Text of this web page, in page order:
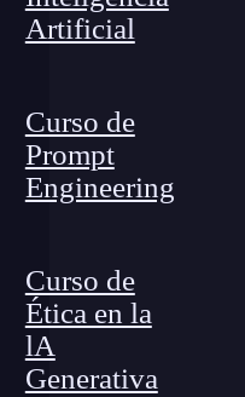
Artificial
Curso de
Prompt
Engineering
Curso de
Ética en la
lA
Generativa